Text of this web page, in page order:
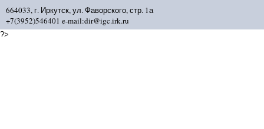
664033, г. Иркутск, ул. Фаворского, стр. 1а
+7(3952)546401 e-mail:dir@igc.irk.ru
?>